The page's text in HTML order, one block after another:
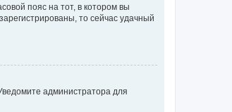
пояс на тот, в котором вы
то сейчас удачный
администратора для